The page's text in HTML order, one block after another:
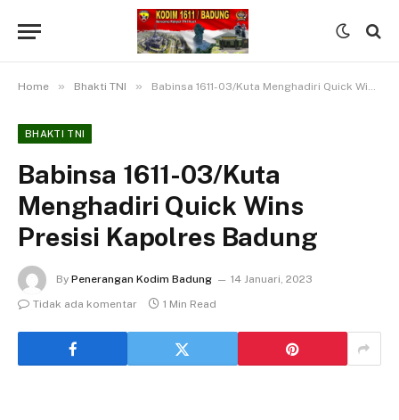
Home » Bhakti TNI » Babinsa 1611-03/Kuta Menghadiri Quick Wins Presisi Kapolres Badung
BHAKTI TNI
Babinsa 1611-03/Kuta
Menghadiri Quick Wins
Presisi Kapolres Badung
By Penerangan Kodim Badung
14 Januari, 2023
Tidak ada komentar
1 Min Read